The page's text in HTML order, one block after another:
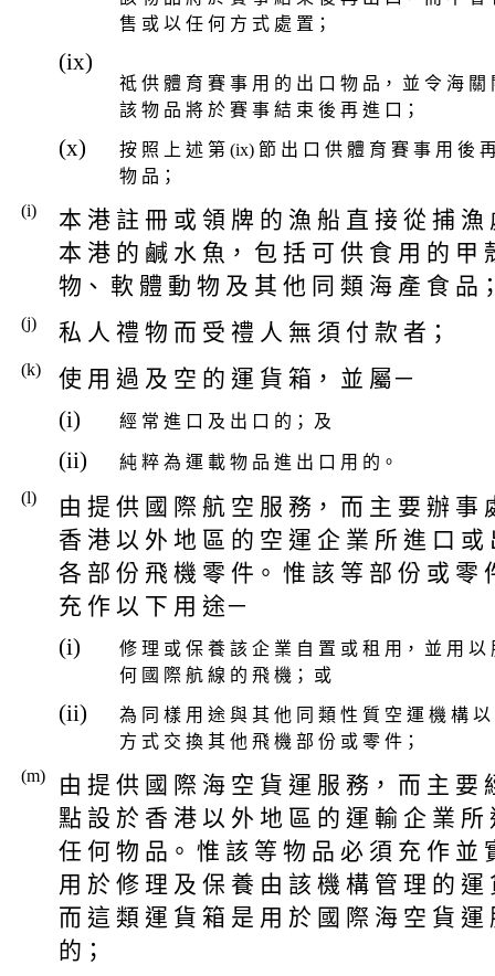
售 或 以 任 何 方 式 處 置；
(ix)
祗 供 體 育 賽 事 用 的 出 口 物 品， 並 令 海 關
該 物 品 將 於 賽 事 結 束 後 再 進 口；
(x)
按 照 上 述 第 (ix) 節 出 口 供 體 育 賽 事 用 後
物 品；
(i)
本 港 註 冊 或 領 牌 的 漁 船 直 接 從 捕 漁
本 港 的 鹹 水 魚， 包 括 可 供 食 用 的 甲
物、 軟 體 動 物 及 其 他 同 類 海 產 食 品
(j) 私 人 禮 物 而 受 禮 人 無 須 付 款 者；
(k)
使 用 過 及 空 的 運 貨 箱， 並 屬－
(i)
經 常 進 口 及 出 口 的； 及
(ii)
純 粹 為 運 載 物 品 進 出 口 用 的。
(l)
由 提 供 國 際 航 空 服 務， 而 主 要 辦 事
香 港 以 外 地 區 的 空 運 企 業 所 進 口 或
各 部 份 飛 機 零 件。 惟 該 等 部 份 或 零
充 作 以 下 用 途－
(i)
修 理 或 保 養 該 企 業 自 置 或 租 用， 並 用 以
何 國 際 航 線 的 飛 機； 或
(ii)
為 同 樣 用 途 與 其 他 同 類 性 質 空 運 機 構 以
方 式 交 換 其 他 飛 機 部 份 或 零 件；
(m)
由 提 供 國 際 海 空 貨 運 服 務， 而 主 要
點 設 於 香 港 以 外 地 區 的 運 輸 企 業 所
任 何 物 品。 惟 該 等 物 品 必 須 充 作 並
用 於 修 理 及 保 養 由 該 機 構 管 理 的 運
而 這 類 運 貨 箱 是 用 於 國 際 海 空 貨 運
的；